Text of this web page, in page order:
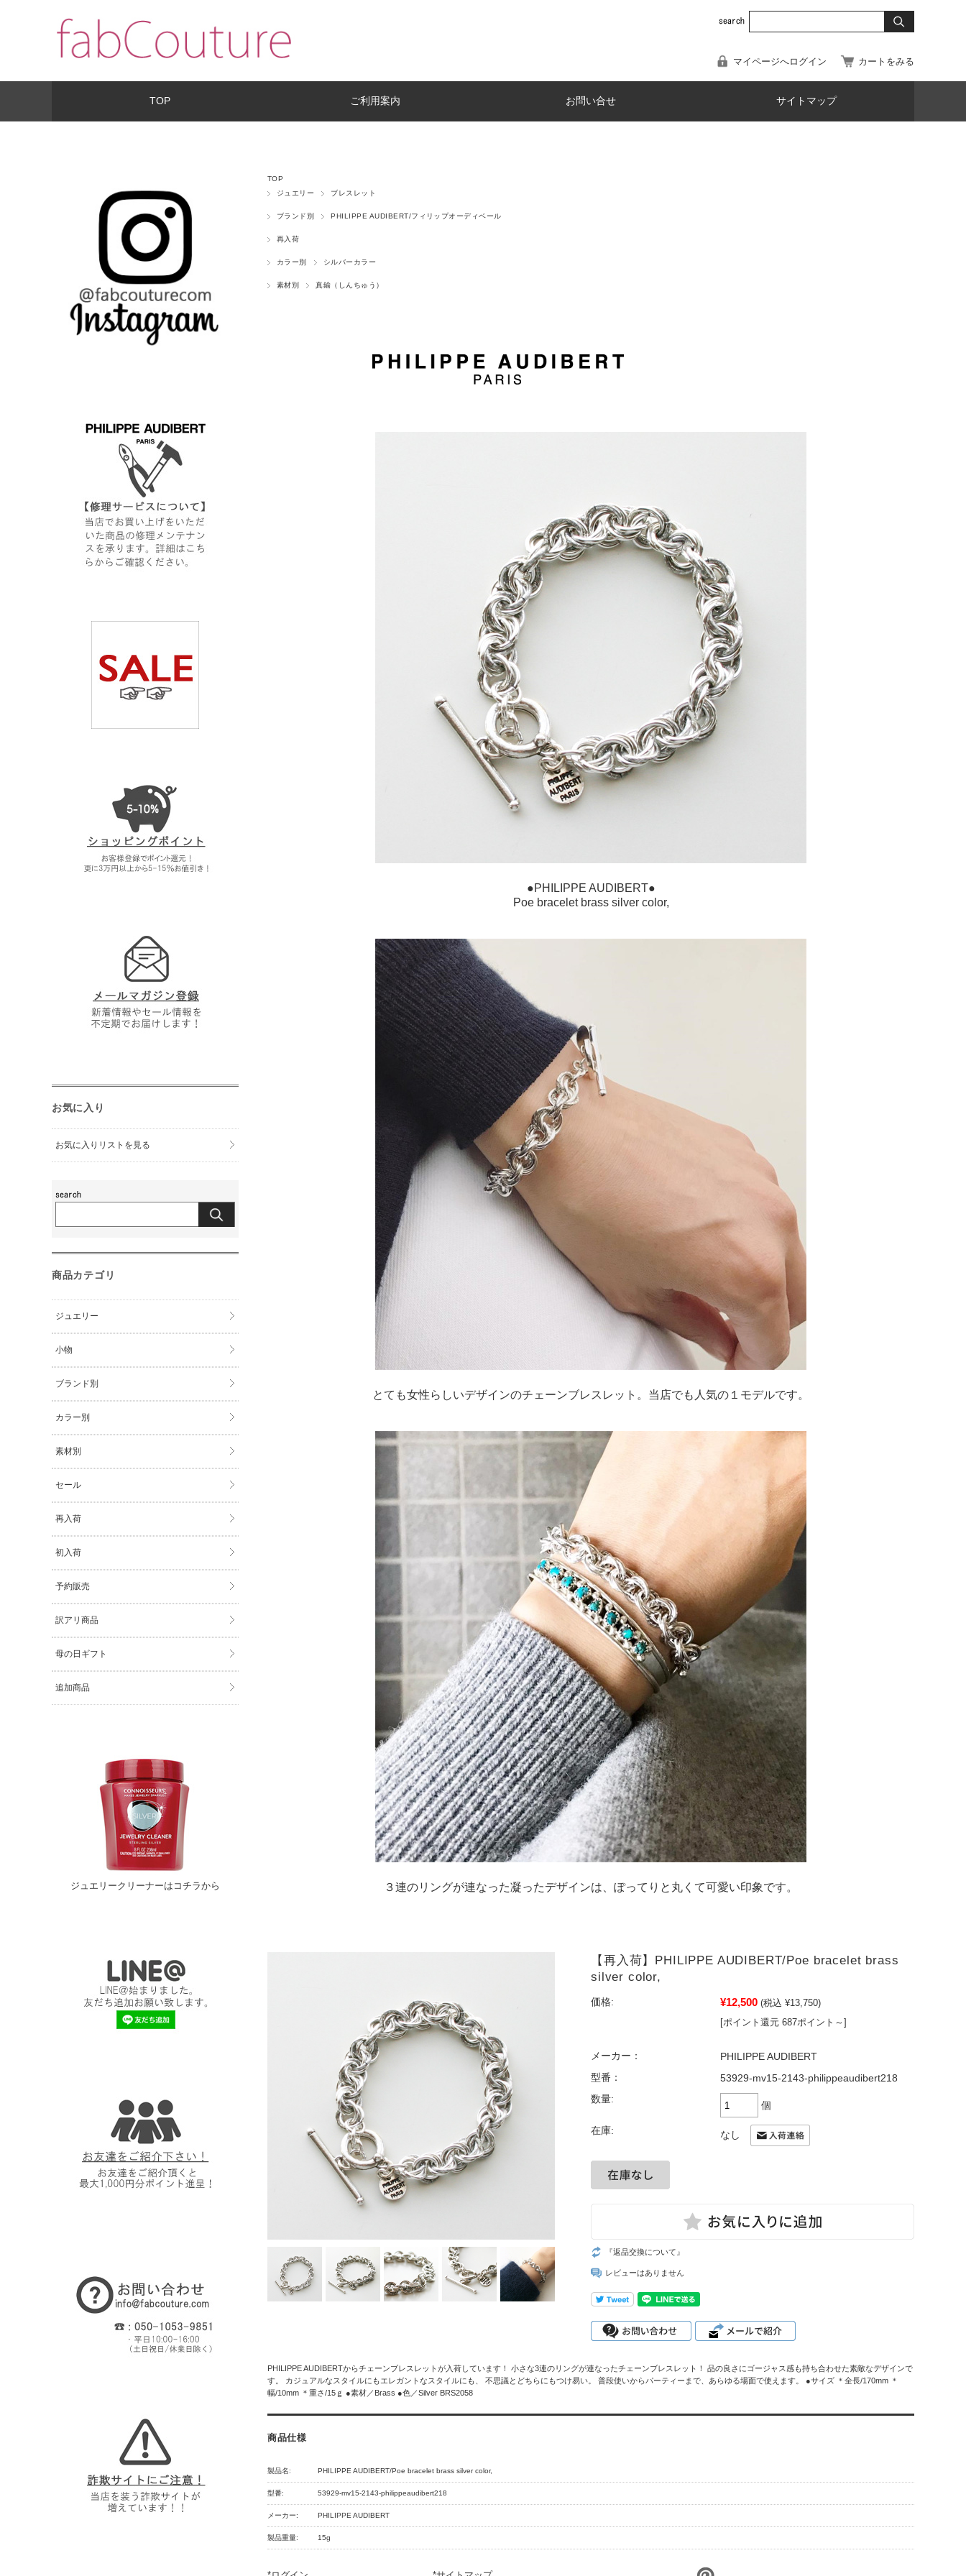
マイページへログイン カートをみる
TOP ご利用案内 お問い合せ サイトマップ
TOP
ジュエリー
ブレスレット
ブランド別 PHILIPPE AUDIBERT/フィリップオーディベール
再入荷
カラー別 シルバーカラー
素材別 真鍮（しんちゅう）
●PHILIPPE AUDIBERT●
Poe bracelet brass silver color,
とても女性らしいデザインのチェーンブレスレット。当店でも人気の１モデルです。
３連のリングが連なった凝ったデザインは、ぽってりと丸くて可愛い印象です。
【再入荷】PHILIPPE AUDIBERT/Poe bracelet brass
silver color,
価格: ¥12,500 (税込 ¥13,750)
[ポイント還元 687ポイント～]
メーカー：
PHILIPPE AUDIBERT
型番：
53929-mv15-2143-philippeaudibert218
数量:
個
在庫: なし
『返品交換について』
レビューはありません
PHILIPPE AUDIBERTからチェーンブレスレットが入荷しています！ 小さな3連のリングが連なったチェーンブレスレット！ 品の良さにゴージャス感も持ち合わせた素敵なデザインで
す。 カジュアルなスタイルにもエレガントなスタイルにも、 不思議とどちらにもつけ易い。 普段使いからパーティーまで、あらゆる場面で使えます。 ●サイズ ＊全長/170mm ＊
幅/10mm ＊重さ/15ｇ ●素材／Brass ●色／Silver BRS2058
商品仕様
製品名: PHILIPPE AUDIBERT/Poe bracelet brass silver color,
型番: 53929-mv15-2143-philippeaudibert218
メーカー: PHILIPPE AUDIBERT
製品重量: 15g
お気に入り
お気に入りリストを見る
商品カテゴリ
ジュエリー
小物
ブランド別
カラー別
素材別
セール
再入荷
初入荷
予約販売
訳アリ商品
母の日ギフト
追加商品
ジュエリークリーナーはコチラから